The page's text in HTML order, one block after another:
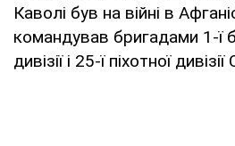
Каволі був на війні в
командував бригадами 1-ї
дивізії і 25-ї піхотної